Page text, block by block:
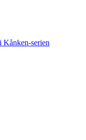
Kånken-serien